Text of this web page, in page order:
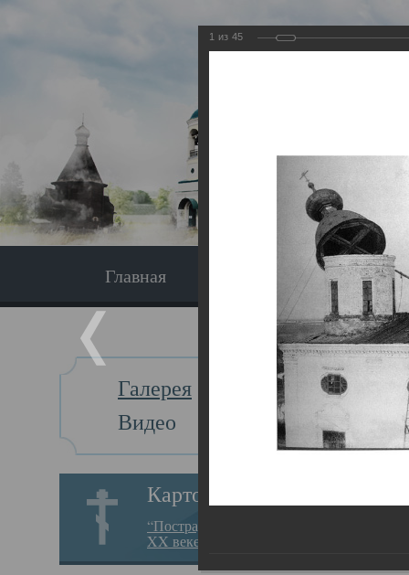
Главная Экскурсия
Галерея
Видео
Картотека
“Пострадавшие за веру в
XX веке на Севере”
Главная
1 из 45